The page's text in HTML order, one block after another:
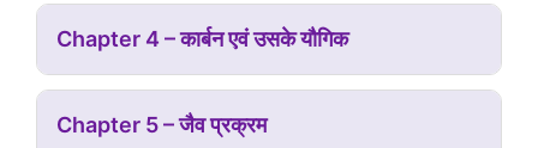
Chapter 4 – कार्बन एवं उसके यौगिक
Chapter 5 – जैव प्रक्रम